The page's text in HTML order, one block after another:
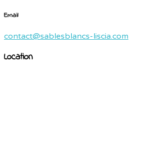
Email
contact@sablesblancs-liscia.com
Location